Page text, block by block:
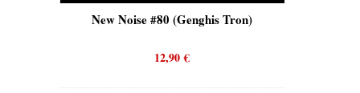
New Noise #80 (Genghis Tron)
12,90€